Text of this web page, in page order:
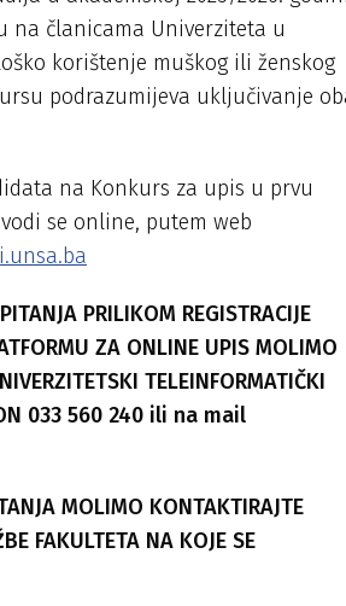
na članicama Univerziteta u
korištenje muškog ili ženskog
podrazumijeva uključivanje
na Konkurs za upis u prvu
se online, putem web
PRILIKOM REGISTRACIJE
ZA ONLINE UPIS MOLIMO
TELEINFORMATIČKI
033 560 240 ili na mail
MOLIMO KONTAKTIRAJTE
FAKULTETA NA KOJE SE